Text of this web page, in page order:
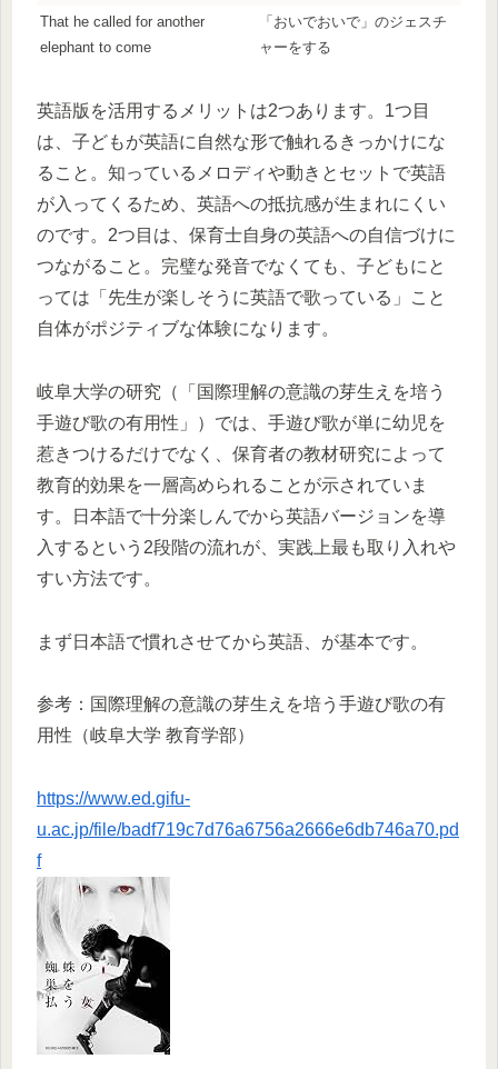
That he called for another
elephant to come
「おいでおいで」のジェスチ
ャーをする
英語版を活用するメリットは2つあります。1つ目
は、子どもが英語に自然な形で触れるきっかけにな
ること。知っているメロディや動きとセットで英語
が入ってくるため、英語への抵抗感が生まれにくい
のです。2つ目は、保育士自身の英語への自信づけに
つながること。完璧な発音でなくても、子どもにと
っては「先生が楽しそうに英語で歌っている」こと
自体がポジティブな体験になります。
岐阜大学の研究（「国際理解の意識の芽生えを培う
手遊び歌の有用性」）では、手遊び歌が単に幼児を
惹きつけるだけでなく、保育者の教材研究によって
教育的効果を一層高められることが示されていま
す。日本語で十分楽しんでから英語バージョンを導
入するという2段階の流れが、実践上最も取り入れや
すい方法です。
まず日本語で慣れさせてから英語、が基本です。
参考：国際理解の意識の芽生えを培う手遊び歌の有
用性（岐阜大学 教育学部）
https://www.ed.gifu-
u.ac.jp/file/badf719c7d76a6756a2666e6db746a70.pd
f